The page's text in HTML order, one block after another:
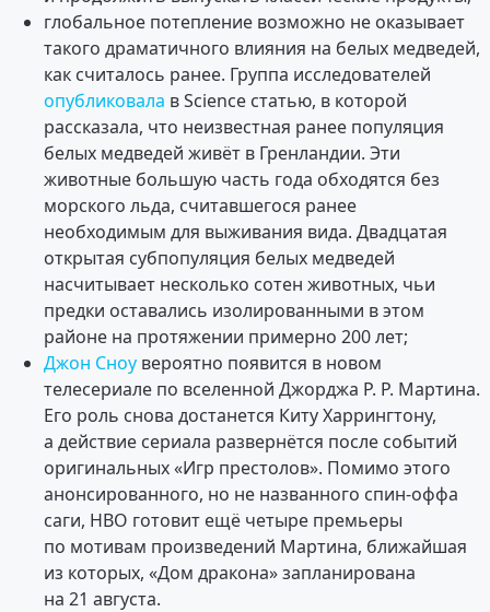
глобальное потепление возможно не оказывает
такого драматичного влияния на белых медведей,
как считалось ранее. Группа исследователей
опубликовала в Science статью, в которой
рассказала, что неизвестная ранее популяция
белых медведей живёт в Гренландии. Эти
животные большую часть года обходятся без
морского льда, считавшегося ранее
необходимым для выживания вида. Двадцатая
открытая субпопуляция белых медведей
насчитывает несколько сотен животных, чьи
предки оставались изолированными в этом
районе на протяжении примерно 200 лет;
Джон Сноу вероятно появится в новом
телесериале по вселенной Джорджа Р. Р. Мартина.
Его роль снова достанется Киту Харрингтону,
а действие сериала развернётся после событий
оригинальных «Игр престолов». Помимо этого
анонсированного, но не названного спин-оффа
саги, HBO готовит ещё четыре премьеры
по мотивам произведений Мартина, ближайшая
из которых, «Дом дракона» запланирована
на 21 августа.